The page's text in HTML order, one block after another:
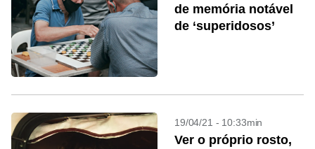
de memória notável
de ‘superidosos’
19/04/21 - 10:33min
Ver o próprio rosto,